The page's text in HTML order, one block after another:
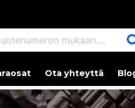
mukaan....
Ota yhteyttä